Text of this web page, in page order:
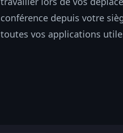
conférence depuis votre
toutes vos applications